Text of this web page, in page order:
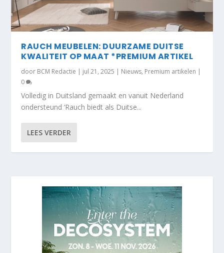
RAUCH MEUBELEN: DUURZAME DUITSE
KWALITEIT OP MAAT *PREMIUM ARTIKEL
door BCM Redactie | jul 21, 2025 | Nieuws, Premium artikelen |
0
Volledig in Duitsland gemaakt en vanuit Nederland
ondersteund ‘Rauch biedt als Duitse...
LEES VERDER